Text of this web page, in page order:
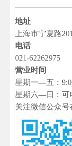
地址
上海市宁夏路
电话
021-62262975
营业时间
星期一—五：
星期六—日：可
关注微信公众号